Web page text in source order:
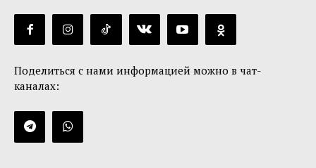
Поделиться с нами информацией можно в чат-
каналах: